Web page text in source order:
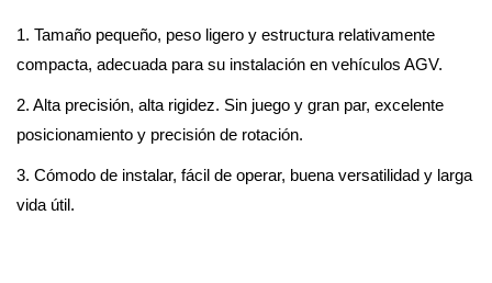
1. Tamaño pequeño, peso ligero y estructura relativamente
compacta, adecuada para su instalación en vehículos AGV.
2. Alta precisión, alta rigidez. Sin juego y gran par, excelente
posicionamiento y precisión de rotación.
3. Cómodo de instalar, fácil de operar, buena versatilidad y larga
vida útil.